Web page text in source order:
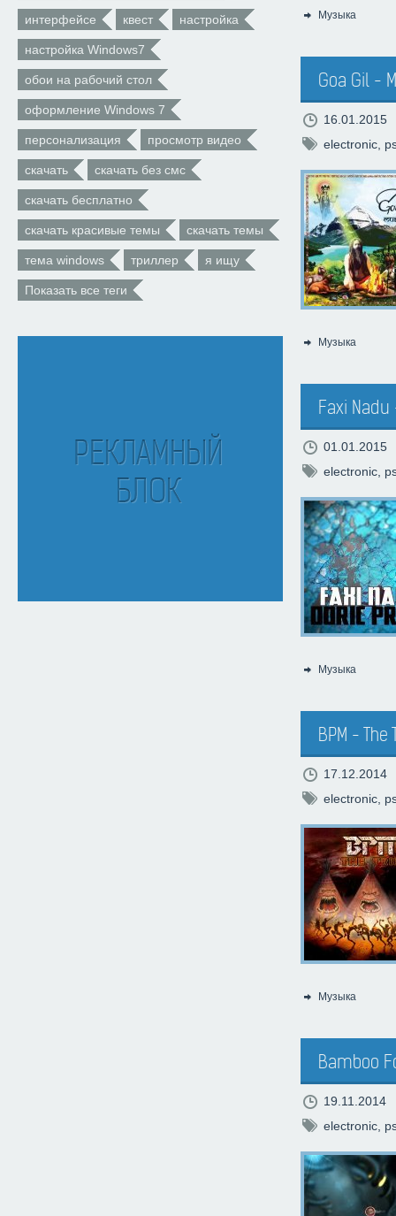
интерфейсе квест настройка
настройка Windows7
обои на рабочий стол
оформление Windows 7
персонализация просмотр видео
скачать скачать без смс
скачать бесплатно
скачать красивые темы скачать темы
тема windows триллер я ищу
Показать все теги
Музыка
Goa Gil -
16.01.2015
electronic
Музыка
Faxi
01.01.2015
electronic
Музыка
BPM -
17.12.2014
electronic
Музыка
Bamboo
19.11.2014
electronic